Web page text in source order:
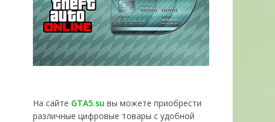
На сайте GTA5.su вы можете приобрести
различные цифровые товары с удобной